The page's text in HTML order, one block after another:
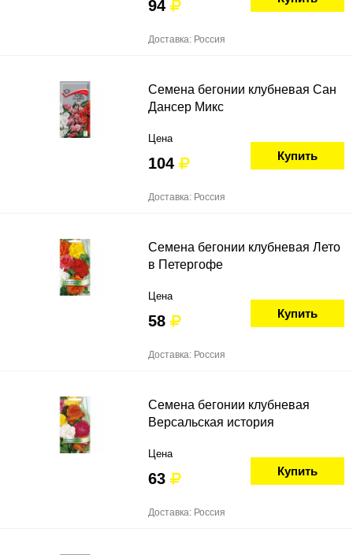
94
Доставка: Россия
Семена бегонии клубневая Сан
Дансер Микс
Цена
104 Купить
Доставка: Россия
Семена бегонии клубневая Лето
в Петергофе
Цена
58 Купить
Доставка: Россия
Семена бегонии клубневая
Версальская история
Цена
63 Купить
Доставка: Россия